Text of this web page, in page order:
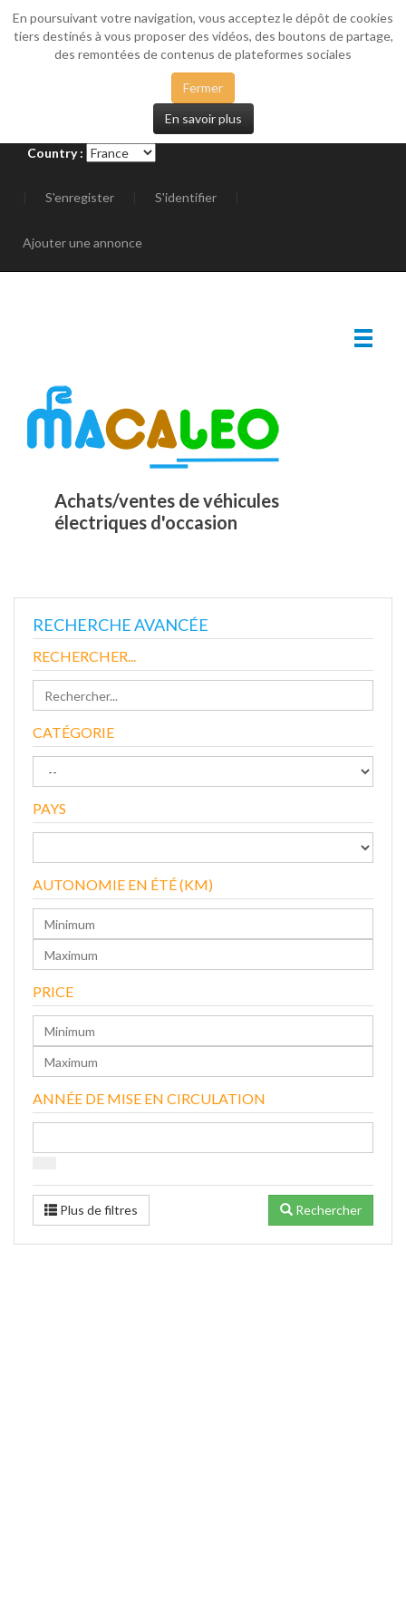
En poursuivant votre navigation, vous acceptez le dépôt de cookies
tiers destinés à vous proposer des vidéos, des boutons de partage,
des remontées de contenus de plateformes sociales
Fermer
En savoir plus
Country :
S'enregister S'identifier
Ajouter une annonce
Achats/ventes de véhicules
électriques d'occasion
RECHERCHE AVANCÉE
RECHERCHER...
CATÉGORIE
PAYS
AUTONOMIE EN ÉTÉ (KM)
PRICE
ANNÉE DE MISE EN CIRCULATION
Plus de filtres Rechercher